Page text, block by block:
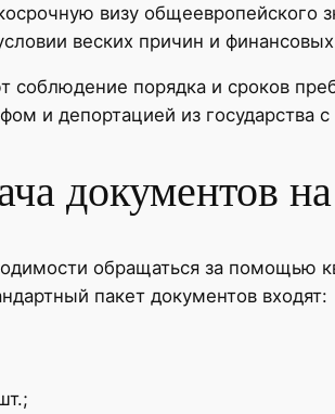
визу общеевропейского
веских причин и финансовых
соблюдение порядка и сроков
и депортацией из государства
документов
обращаться за помощью
пакет документов входят: